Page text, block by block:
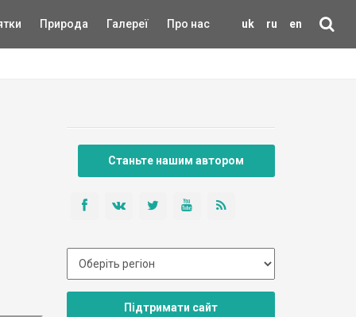
uk ru en
Природа Галереї Про нас
Станьте нашим автором
Підтримати сайт